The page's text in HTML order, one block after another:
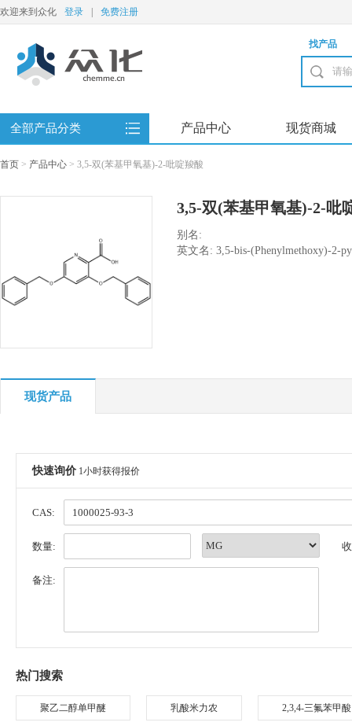
欢迎来到众化 登录 免费注册
找产品
全部产品分类 产品中心 现货商城
首页 > 产品中心 > 3,5-双(苯基甲氧基)-2-吡啶羧酸
3,5-双(苯基甲氧基)-2-吡
别名:
英文名: 3,5-bis-(Phenylmethoxy)-2-
现货产品
快速询价 1小时获得报价
CAS:
数量:
备注:
热门搜索
聚乙二醇单甲醚 乳酸米力农 2,3,4-三氟苯甲酸